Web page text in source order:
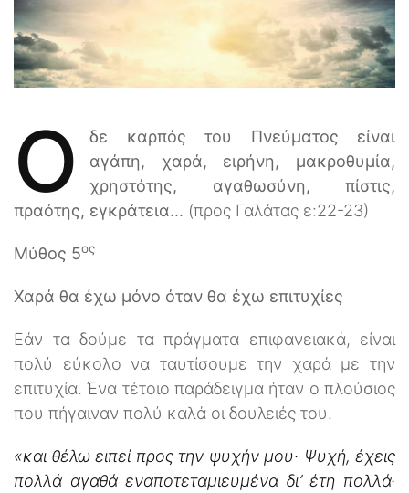
Ο
δε καρπός του Πνεύματος είναι
αγάπη, χαρά, ειρήνη, μακροθυμία,
χρηστότης, αγαθωσύνη, πίστις,
πραότης, εγκράτεια... (προς Γαλάτας ε:22-23)
Μύθος 5ος
Χαρά θα έχω μόνο όταν θα έχω επιτυχίες
Εάν τα δούμε τα πράγματα επιφανειακά, είναι
πολύ εύκολο να ταυτίσουμε την χαρά με την
επιτυχία. Ένα τέτοιο παράδειγμα ήταν ο πλούσιος
που πήγαιναν πολύ καλά οι δουλειές του.
«και θέλω ειπεί προς την ψυχήν μου· Ψυχή, έχεις
πολλά αγαθά εναποτεταμιευμένα δι’ έτη πολλά·